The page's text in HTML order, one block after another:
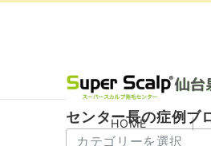
センター長の症例ブ
セ
HOME